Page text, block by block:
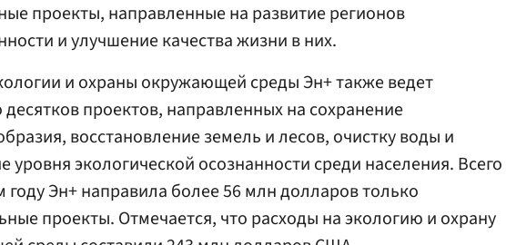
проекты, направленные на развитие регионов
и улучшение качества жизни в них.
и охраны окружающей среды Эн+ также ведет
десятков проектов, направленных на сохранение
восстановление земель и лесов, очистку воды и
уровня экологической осознанности среди населения. Всего
Эн+ направила более 56 млн долларов только
проекты. Отмечается, что расходы на экологию и охрану